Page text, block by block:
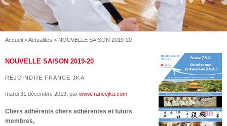
Accueil >Actualités > NOUVELLE SAISON 2019-20
NOUVELLE SAISON 2019-20
REJOINDRE FRANCE JKA
mardi 31 décembre 2019 , par www.francejka.com
Chers adhérents chers adhérentes et futurs
membres,